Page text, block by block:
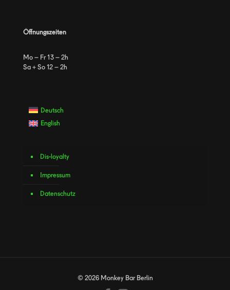
Öffnungszeiten
Mo – Fr 13 – 2h
Sa + So 12 – 2h
Deutsch
English
Dis-loyalty
Impressum
Datenschutz
© 2026 Monkey Bar Berlin